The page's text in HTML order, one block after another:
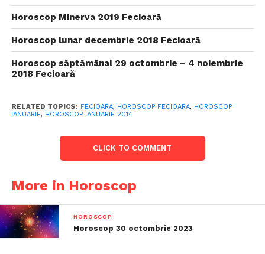
Horoscop Minerva 2019 Fecioară
Horoscop lunar decembrie 2018 Fecioară
Horoscop săptămânal 29 octombrie – 4 noiembrie
2018 Fecioară
RELATED TOPICS: FECIOARA, HOROSCOP FECIOARA, HOROSCOP
IANUARIE, HOROSCOP IANUARIE 2014
CLICK TO COMMENT
More in Horoscop
HOROSCOP
Horoscop 30 octombrie 2023